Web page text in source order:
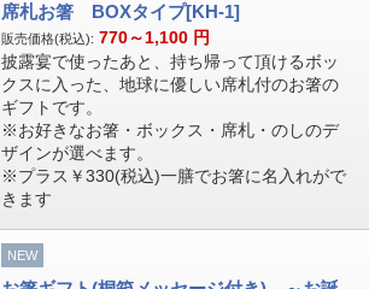
席札お箸 BOXタイプ[KH-1]
販売価格(税込): 770～1,100 円
披露宴で使ったあと、持ち帰って頂けるボッ
クスに入った、地球に優しい席札付のお箸の
ギフトです。
※お好きなお箸・ボックス・席札・のしのデ
ザインが選べます。
※プラス￥330(税込)一膳でお箸に名入れがで
きます
NEW